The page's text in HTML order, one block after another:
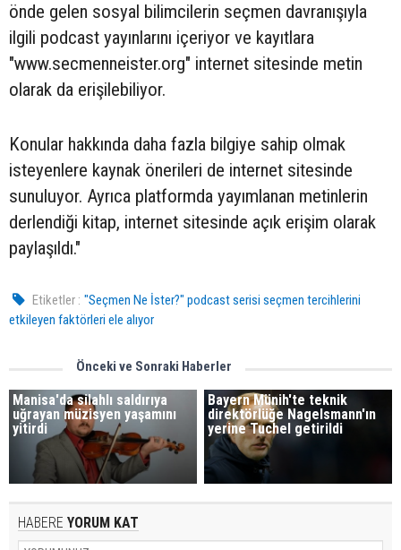
önde gelen sosyal bilimcilerin seçmen davranışıyla
ilgili podcast yayınlarını içeriyor ve kayıtlara
"www.secmenneister.org" internet sitesinde metin
olarak da erişilebiliyor.
Konular hakkında daha fazla bilgiye sahip olmak
isteyenlere kaynak önerileri de internet sitesinde
sunuluyor. Ayrıca platformda yayımlanan metinlerin
derlendiği kitap, internet sitesinde açık erişim olarak
paylaşıldı."
Etiketler : "Seçmen Ne İster?" podcast serisi seçmen tercihlerini
etkileyen faktörleri ele alıyor
Önceki ve Sonraki Haberler
Manisa'da silahlı saldırıya
uğrayan müzisyen yaşamını
yitirdi
Bayern Münih'te teknik
direktörlüğe Nagelsmann'ın
yerine Tuchel getirildi
HABERE YORUM KAT